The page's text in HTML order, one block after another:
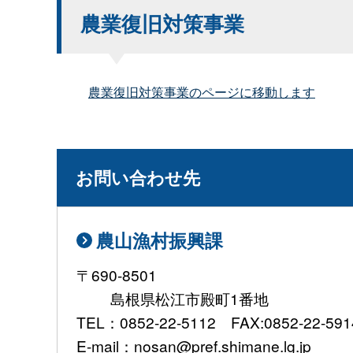
農業復旧対策事業
農業復旧対策事業のページに移動します
お問い合わせ先
農山漁村振興課
〒690-8501
島根県松江市殿町1番地
TEL：0852-22-5112 FAX:0852-22-
E-mail：nosan@pref.shimane.lg.jp